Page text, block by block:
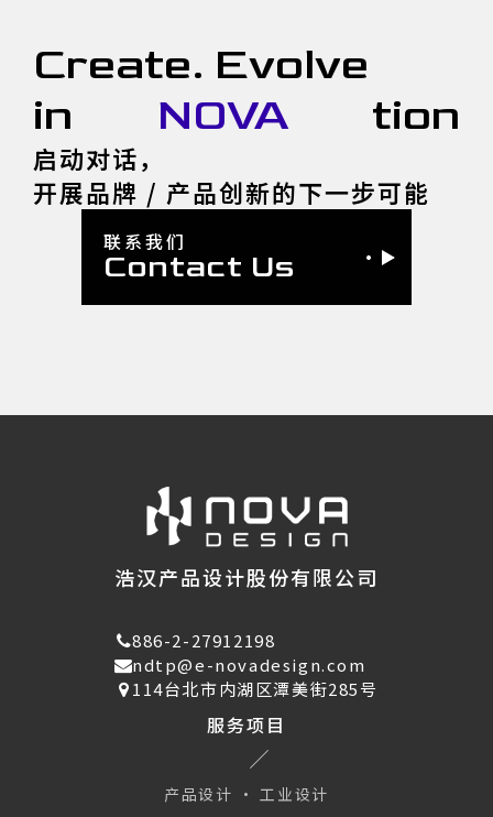
Create. Evolve
in
NOVA tion
启动对话，
开展品牌 / 产品创新的下一步可能
联系我们
Contact Us
浩汉产品设计股份有限公司
886-2-27912198
ndtp@e-novadesign.com
114台北市内湖区潭美街285号
服务项目
产品设计 · 工业设计